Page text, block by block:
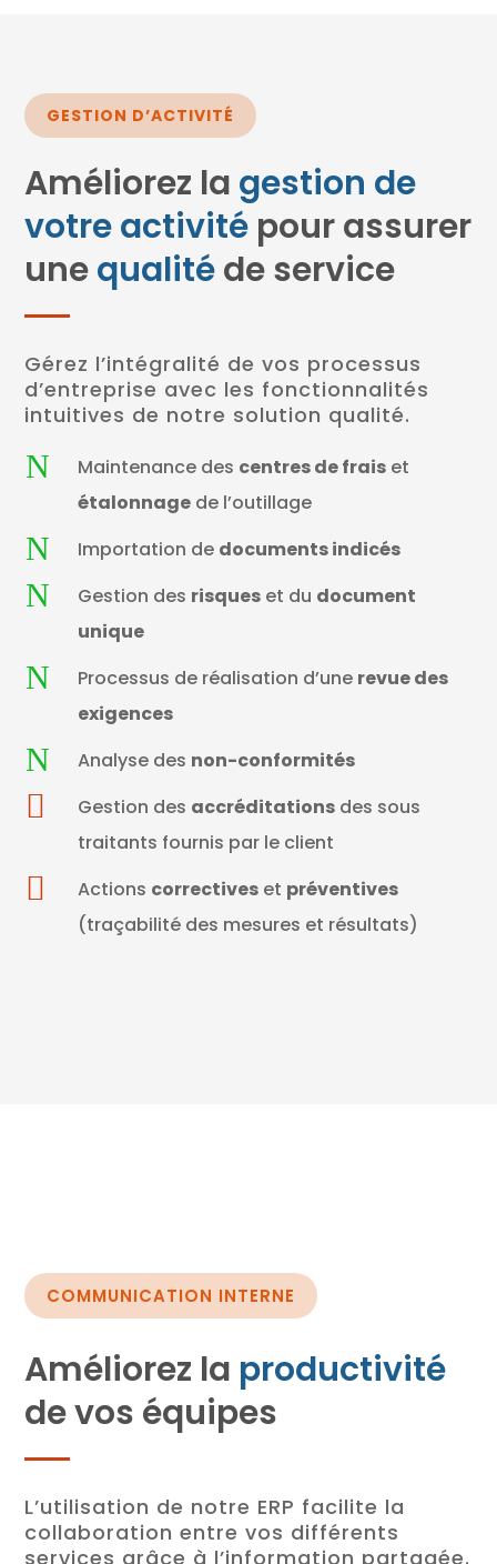
GESTION D’ACTIVITÉ
Améliorez la gestion de
votre activité pour assurer
unequalitéde service
Gérez l’intégralité de vos processus
d’entreprise avec les fonctionnalités
intuitives de notre solution qualité.
N Maintenance des centres de fraiset
étalonnagede l’outillage
N Importation de documents indicés
N Gestion des risqueset du document
unique
N Processus de réalisation d’une revue des
exigences
N Analyse des non-conformités
 Gestion des accréditationsdes sous
traitants fournis par le client
 Actions correctiveset préventives
(traçabilité des mesures et résultats)
COMMUNICATION INTERNE
Améliorez la productivité
de vos équipes
L’utilisation de notre ERP facilite la
collaboration entre vos différents
services grâce à l’information partagée.